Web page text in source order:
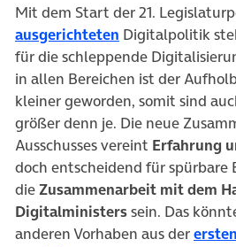
Mit dem Start der 21.
ausgerichteten Digitalpolitik
für die schleppende
in allen Bereichen ist der
kleiner geworden, somit sind
größer denn je. Die neue
Ausschusses vereint Erfahrung
doch entscheidend für spürbare
dieZusammenarbeit mit dem
Digitalministerssein. Das
anderen Vorhaben aus der